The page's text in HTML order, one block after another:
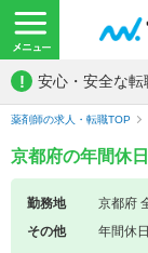
! 安心・安全な転
薬剤師の求人・転職TOP
京都府の年間休
勤務地
京都府
その他
年間休